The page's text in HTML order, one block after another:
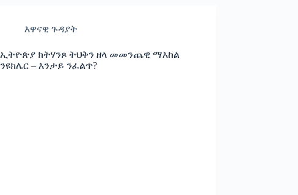
እዋናዊ ጉዳያት
ኢትዮጵያ ክትሃንጾ ትህቅን ዘላ መመንጨዊ ማእከል
ንዩክሌር – እንታይ ንፈልጥ?